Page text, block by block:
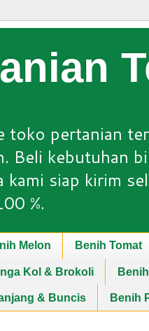
toko pertanian
Beli kebutuhan
kami siap kirim
%.
Melon Benih Tomat
Kol & Brokoli
& Buncis Benih